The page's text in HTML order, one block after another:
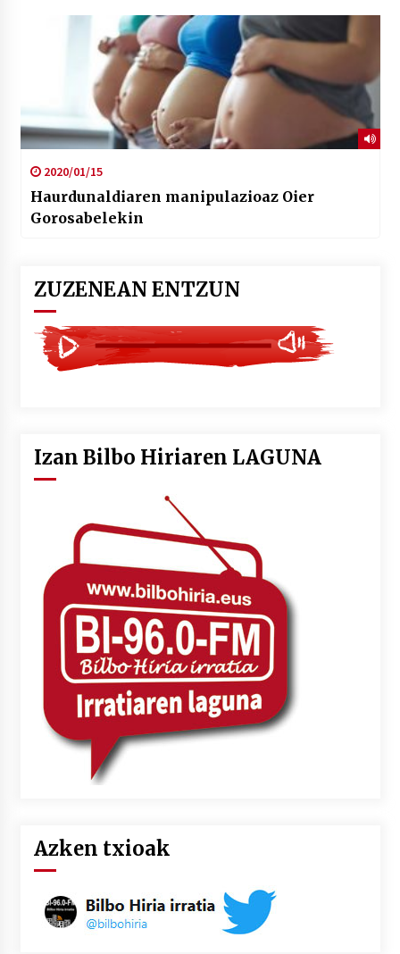
2020/01/15
Haurdunaldiaren manipulazioaz Oier
Gorosabelekin
ZUZENEAN ENTZUN
Izan Bilbo Hiriaren LAGUNA
Azken txioak